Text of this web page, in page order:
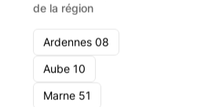
de la région
Ardennes 08
Aube 10
Marne 51
Mauffrey Conseils